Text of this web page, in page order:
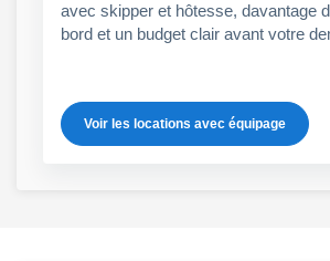
avec skipper et hôtesse, davantage
bord et un budget clair avant votre
Voir les locations avec équipage